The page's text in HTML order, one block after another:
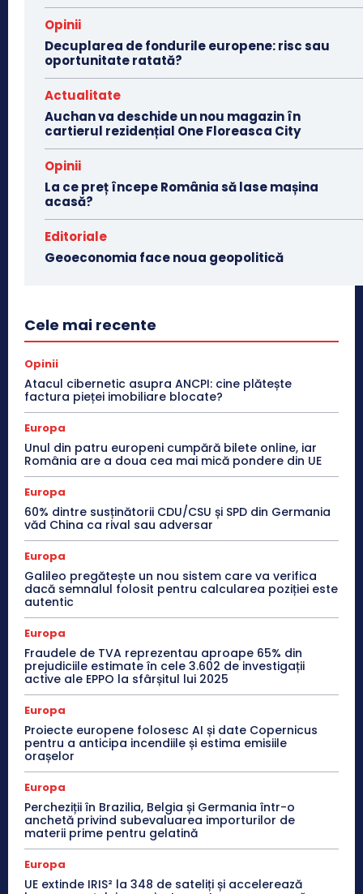
Opinii
Decuplarea de fondurile europene: risc sau
oportunitate ratată?
Actualitate
Auchan va deschide un nou magazin în
cartierul rezidențial One Floreasca City
Opinii
La ce preț începe România să lase mașina
acasă?
Editoriale
Geoeconomia face noua geopolitică
Cele mai recente
Opinii
Atacul cibernetic asupra ANCPI: cine plătește
factura pieței imobiliare blocate?
Europa
Unul din patru europeni cumpără bilete online, iar
România are a doua cea mai mică pondere din UE
Europa
60% dintre susținătorii CDU/CSU și SPD din Germania
văd China ca rival sau adversar
Europa
Galileo pregătește un nou sistem care va verifica
dacă semnalul folosit pentru calcularea poziției este
autentic
Europa
Fraudele de TVA reprezentau aproape 65% din
prejudiciile estimate în cele 3.602 de investigații
active ale EPPO la sfârșitul lui 2025
Europa
Proiecte europene folosesc AI și date Copernicus
pentru a anticipa incendiile și estima emisiile
orașelor
Europa
Percheziții în Brazilia, Belgia și Germania într-o
anchetă privind subevaluarea importurilor de
materii prime pentru gelatină
Europa
UE extinde IRIS² la 348 de sateliți și accelerează